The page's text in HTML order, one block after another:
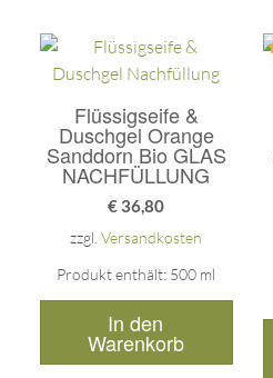
Flüssigseife &
Duschgel Orange
Sanddorn Bio GLAS
NACHFÜLLUNG
€ 36,80
zzgl.Versandkosten
Produkt enthält: 500 ml
In den
Warenkorb